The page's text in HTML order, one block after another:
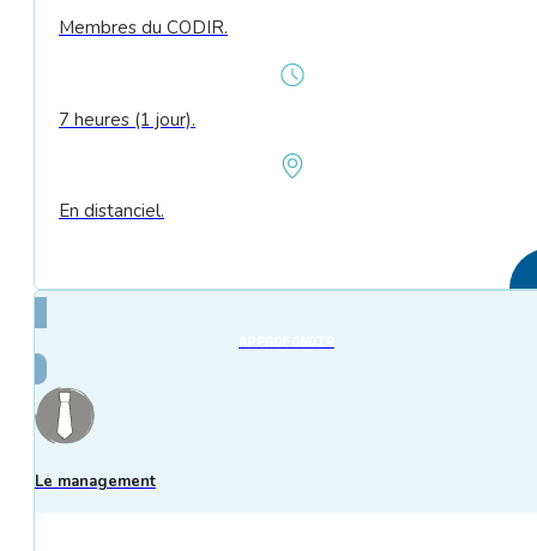
Membres du CODIR.
7 heures (1 jour).
En distanciel.
Le management